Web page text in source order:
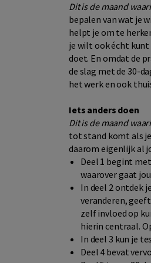
Dit is de maand
bepalen van wat je
helpt je om te
je wilt ook écht
doet. En omdat de
de slag met de 30-
het werk en ook
Iets anders doen
Dit is de maand
tot stand komt als je
daarom eigenlijk al
Deel 1 begint
waarover gaat
In deel 2 ontdek
veranderen,
zelf invloed op
hierin centraal.
In deel 3 kun je
Deel 4 bevat